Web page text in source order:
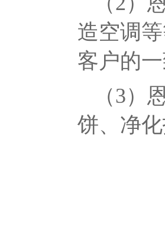
造空调
客户的
（3）
饼、净